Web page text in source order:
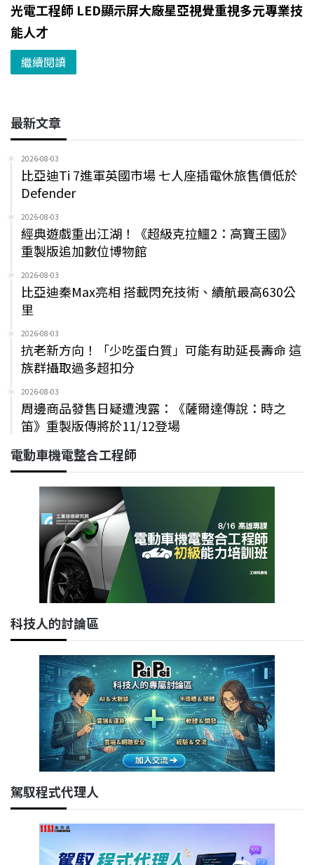
光電工程師 LED顯示屏大廠星亞視覺重視多元專業技
能人才
繼續閱讀
最新文章
2026-08-03
比亞迪Ti 7進軍英國市場 七人座插電休旅售價低於
Defender
2026-08-03
經典遊戲重出江湖！《超級克拉鱷2：高寶王國》
重製版追加數位博物館
2026-08-03
比亞迪秦Max亮相 搭載閃充技術、續航最高630公
里
2026-08-03
抗老新方向！「少吃蛋白質」可能有助延長壽命 這
族群攝取過多超扣分
2026-08-03
周邊商品發售日疑遭洩露：《薩爾達傳說：時之
笛》重製版傳將於11/12登場
電動車機電整合工程師
科技人的討論區
駕馭程式代理人